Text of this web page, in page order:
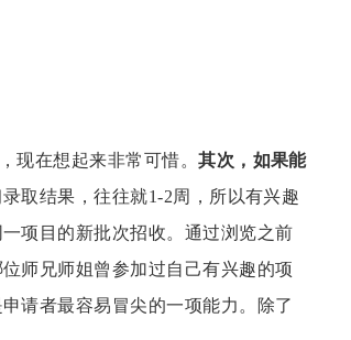
现在想起来非常可惜。其次，如果能
取结果，往往就1-2周，所以有兴趣
项目的新批次招收。通过浏览之前
师兄师姐曾参加过自己有兴趣的项
请者最容易冒尖的一项能力。除了